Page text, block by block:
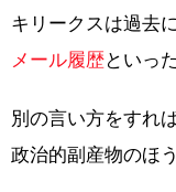
キリークスは過去
メール履歴といっ
別の言い方をすれ
政治的副産物のほ